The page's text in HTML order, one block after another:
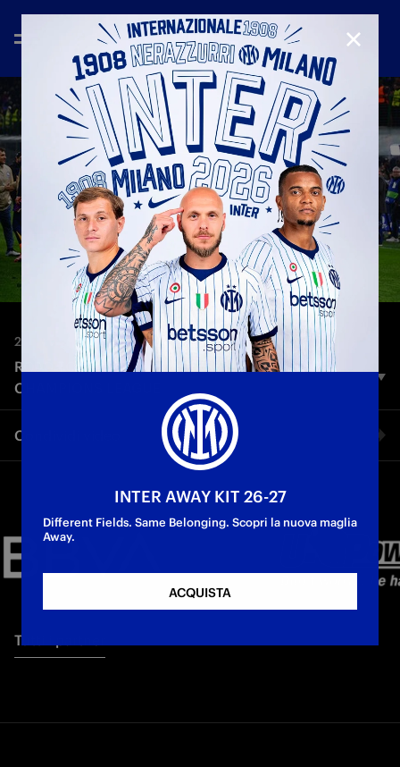
28 mag 2025
ROAD TO MUNICH | IL NOSTRO PERCORSO IN
CHAMPIONS LEAGUE
È passione, emozione e grinta Questa è la nostra Champions
League "Monaco, stiamo arrivando"
Condividi video
Twitter
E-mail
Tutti i partner
INTER AWAY KIT 26-27
Different Fields. Same Belonging. Scopri la nuova maglia
Away.
ACQUISTA